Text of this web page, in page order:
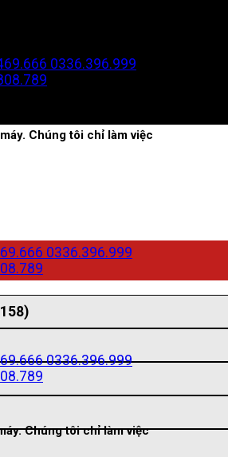
0336.396.999
Chúng tôi chỉ làm việc
0336.396.999
0336.396.999
Chúng tôi chỉ làm việc